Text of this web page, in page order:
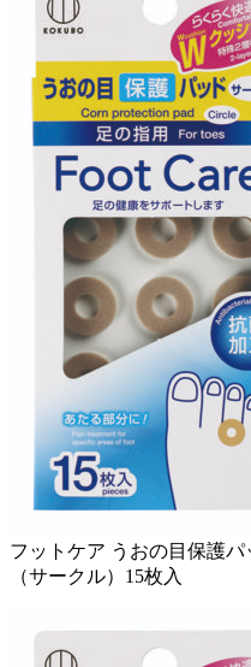
フットケア うおの目保護パ
（サークル）15枚入